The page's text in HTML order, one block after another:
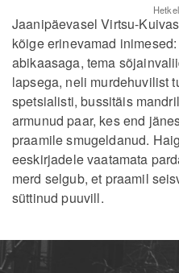
Jaanipäevasel Virtsu-
kõige erinevamad
abikaasaga, tema
lapsega, neli murdehuvilist
spetsialisti, bussitäis
armunud paar, kes end
praamile smugeldanud.
eeskirjadele vaatamata
merd selgub, et praamil
süttinud puuvill.